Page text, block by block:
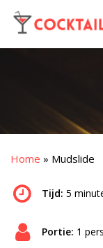
Home » Mudslide
Tijd: 5
Portie: 1